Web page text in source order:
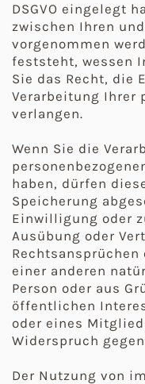
DSGVO eingelegt
zwischen Ihren
vorgenommen
feststeht, wessen
Sie das Recht, die
Verarbeitung Ihrer
verlangen.
Wenn Sie die
haben, dürfen
Speicherung
Einwilligung oder
Ausübung oder
Rechtsansprüchen
einer anderen
Person oder aus
öffentlichen
oder eines
Widerspruch
Der Nutzung von